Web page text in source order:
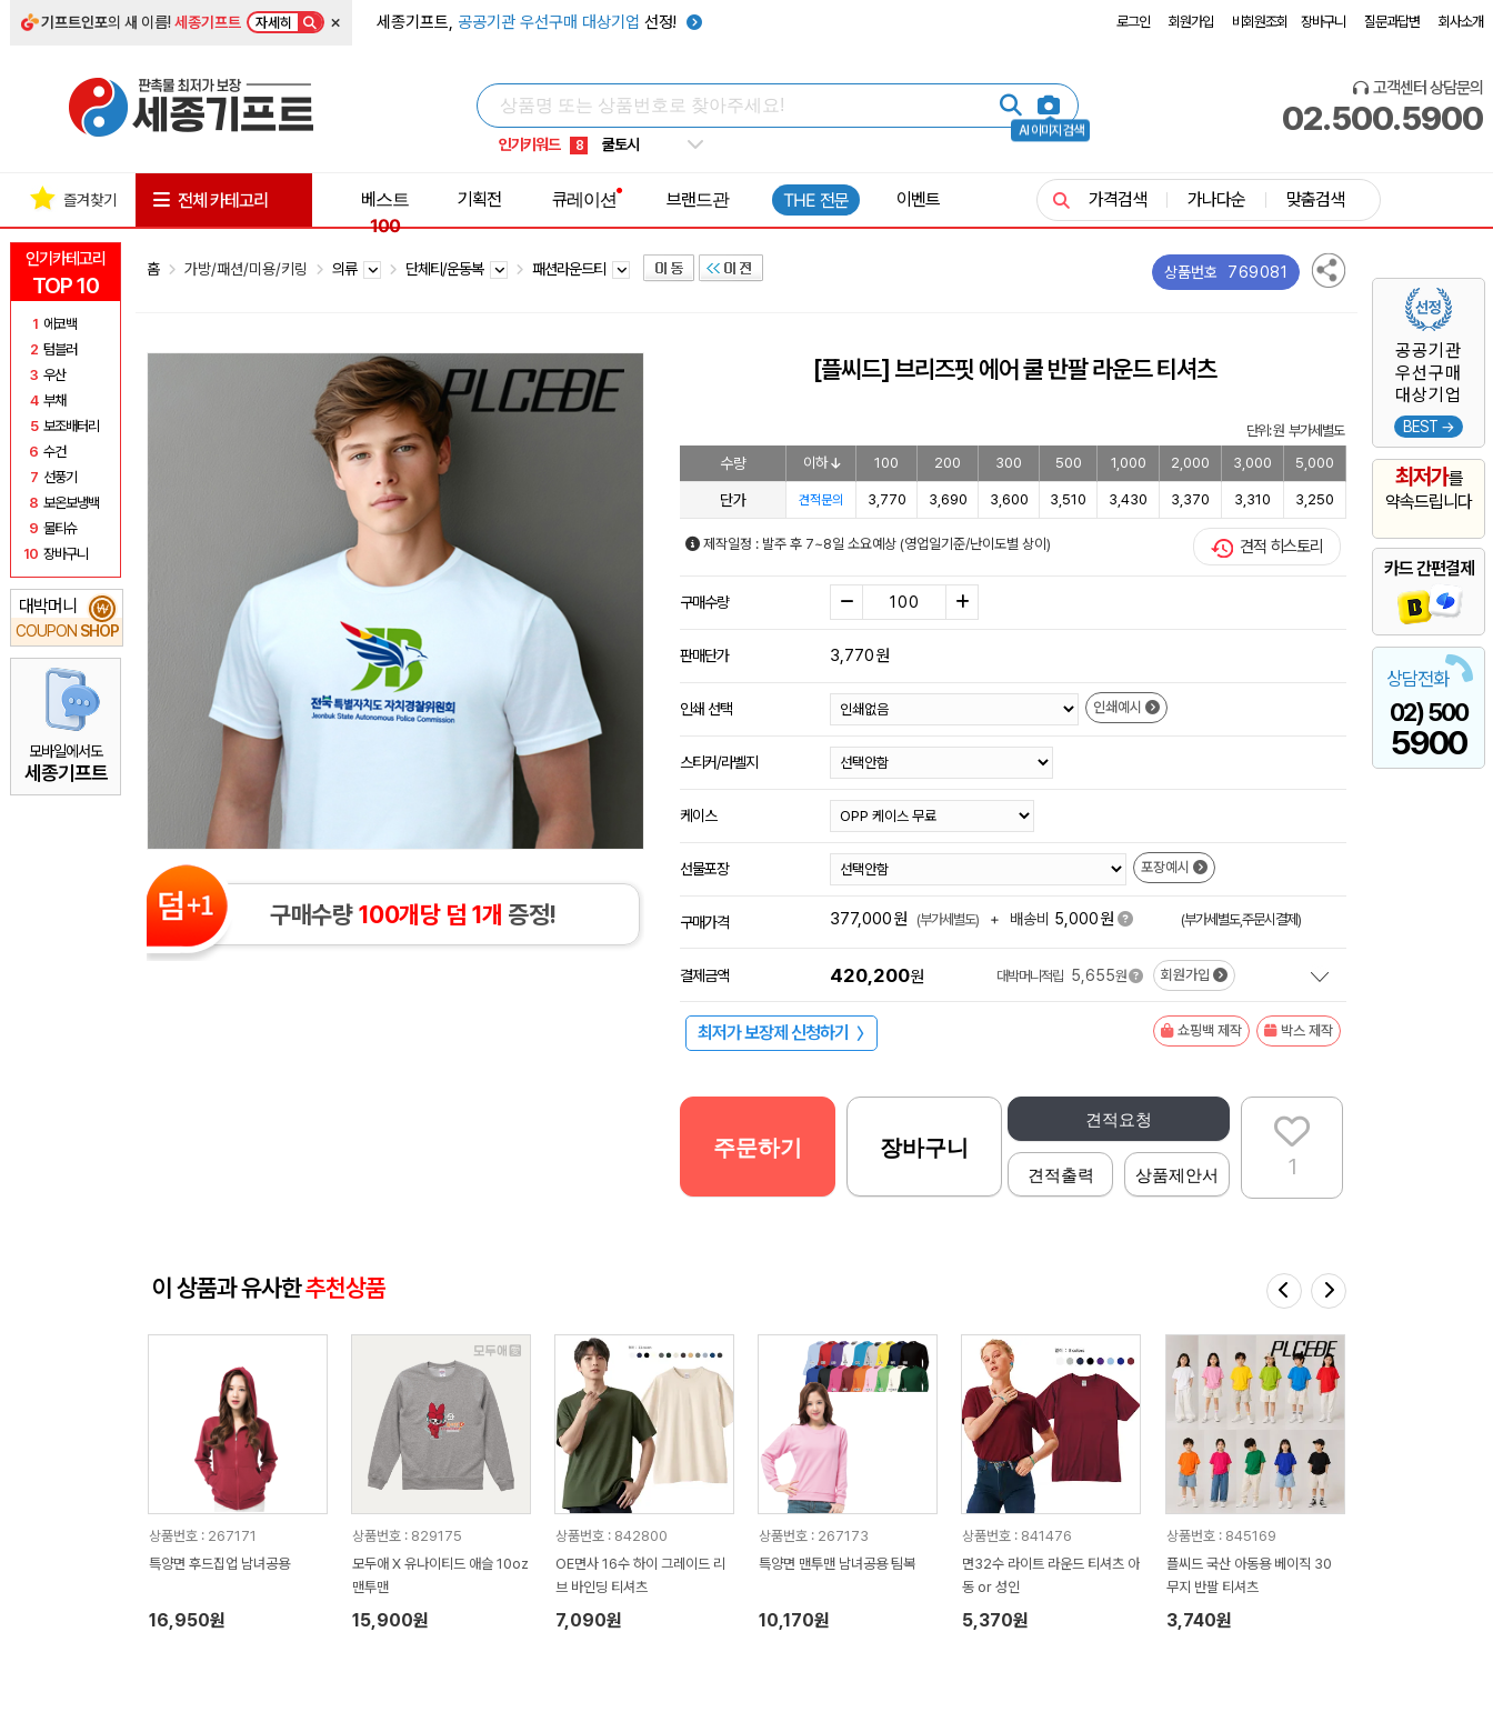
기프트인포의 새 이름!세종기프트 자세히 × 세종기프트, 공공기관 우선구매 대상기업 선정! 로그인 회원가입 비회원조회 장바구니 질문과답변 회사소개
AI 이미지 검색
인기키워드
5 키캡
8 쿨토시
9 넥쿨러
1 선풍기
고객센터 상담문의
02.500.5900
인기카테고리
TOP 10
1 에코백
2 텀블러
3 우산
4 부채
5 보조배터리
6 수건
7 선풍기
8 보온보냉백
9 물티슈
10 장바구니
대박머니
COUPON SHOP
₩
모바일에서도
세종기프트
공공기관
우선구매
대상기업
BEST →
최저가를
약속드립니다
카드 간편결제
상담전화
02) 500
5900
즐겨찾기 전체 카테고리
베스트
100
기획전 큐레이션 브랜드관 THE 전문 이벤트 가격검색 가나다순 맞춤검색
홈 가방/패션/미용/키링 의류 단체티/운동복 패션라운드티 상품번호 769081
구매수량100개당 덤 1개 증정!
[플씨드] 브리즈핏 에어 쿨 반팔 라운드 티셔츠
단위: 원 부가세별도
수량 이하 100 200 300 500 1,000 2,000 3,000 5,000
단가 견적문의 3,770 3,690 3,600 3,510 3,430 3,370 3,310 3,250
제작일정 : 발주 후 7~8일 소요예상 (영업일기준/난이도별 상이) 견적 히스토리
구매수량
판매단가 3,770원
인쇄 선택 인쇄예시
스티커/라벨지
케이스
선물포장 포장예시
구매가격 377,000원 (부가세별도) + 배송비 5,000원 (부가세별도,주문시결제)
결제금액 420,200원 대박머니적립 5,655원 회원가입
최저가 보장제 신청하기 〉 쇼핑백 제작 박스 제작
1
견적요청
견적출력 상품제안서
주문하기 장바구니
이 상품과 유사한추천상품
상품번호 : 267171
특양면 후드집업 남녀공용
16,950원
상품번호 : 829175
모두애 X 유나이티드 애슬 10oz
맨투맨
15,900원
상품번호 : 842800
OE면사 16수 하이 그레이드 리
브 바인딩 티셔츠
7,090원
상품번호 : 267173
특양면 맨투맨 남녀공용 팀복
10,170원
상품번호 : 841476
면32수 라이트 라운드 티셔츠 아
동 or 성인
5,370원
상품번호 : 845169
플씨드 국산 아동용 베이직 30
무지 반팔 티셔츠
3,740원